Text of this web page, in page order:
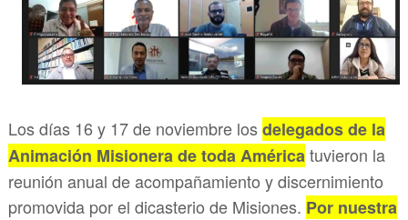
Los días 16 y 17 de noviembre losdelegados de la
Animación Misionera de toda Américatuvieron la
reunión anual de acompañamiento y discernimiento
promovida por el dicasterio de Misiones. Por nuestra